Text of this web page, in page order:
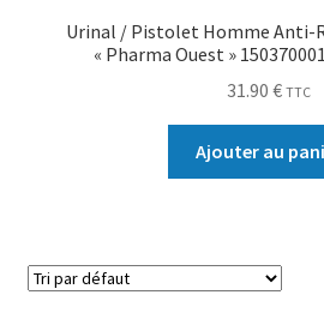
Urinal / Pistolet Homme Anti-
« Pharma Ouest »
31.90 € TTC
Ajouter au